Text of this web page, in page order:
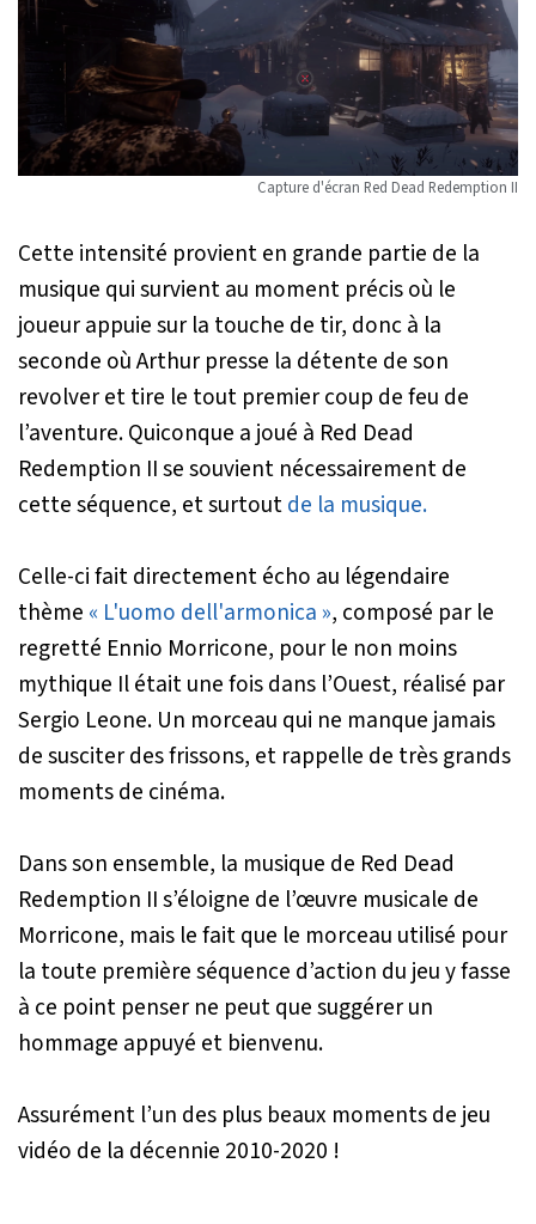
Capture d'écran Red Dead Redemption II
Cette intensité provient en grande partie de la
musique qui survient au moment précis où le
joueur appuie sur la touche de tir, donc à la
seconde où Arthur presse la détente de son
revolver et tire le tout premier coup de feu de
l’aventure. Quiconque a joué à Red Dead
Redemption IIse souvient nécessairement de
cette séquence, et surtoutde la musique.
Celle-ci fait directement écho au légendaire
thème « L'uomo dell'armonica », composé par le
regretté Ennio Morricone, pour le non moins
mythique Il était une fois dans l’Ouest, réalisé par
Sergio Leone. Un morceau qui ne manque jamais
de susciter des frissons, et rappelle de très grands
moments de cinéma.
Dans son ensemble, la musique de Red Dead
Redemption IIs’éloigne de l’œuvre musicale de
Morricone, mais le fait que le morceau utilisé pour
la toute première séquence d’action du jeu y fasse
à ce point penser ne peut que suggérer un
hommage appuyé et bienvenu.
Assurément l’un des plus beaux moments de jeu
vidéo de la décennie 2010-2020 !